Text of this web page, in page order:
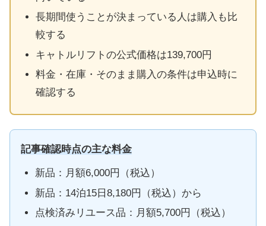
長期間使うことが決まっている人は購入も比
較する
キャトルリフトの公式価格は139,700円
料金・在庫・そのまま購入の条件は申込時に
確認する
記事確認時点の主な料金
新品：月額6,000円（税込）
新品：14泊15日8,180円（税込）から
点検済みリユース品：月額5,700円（税込）